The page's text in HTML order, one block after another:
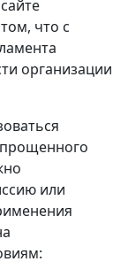
что с
организации
или